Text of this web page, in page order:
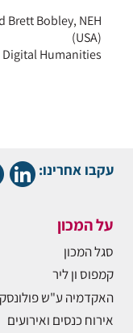
Brett Bobley, NEH
(USA)
Digital Humanities
עקבו אחרינו:
על המכון
סגל המכון
קמפוס ון ליר
האקדמיה ע"ש
אירוח כנסים ואירועים